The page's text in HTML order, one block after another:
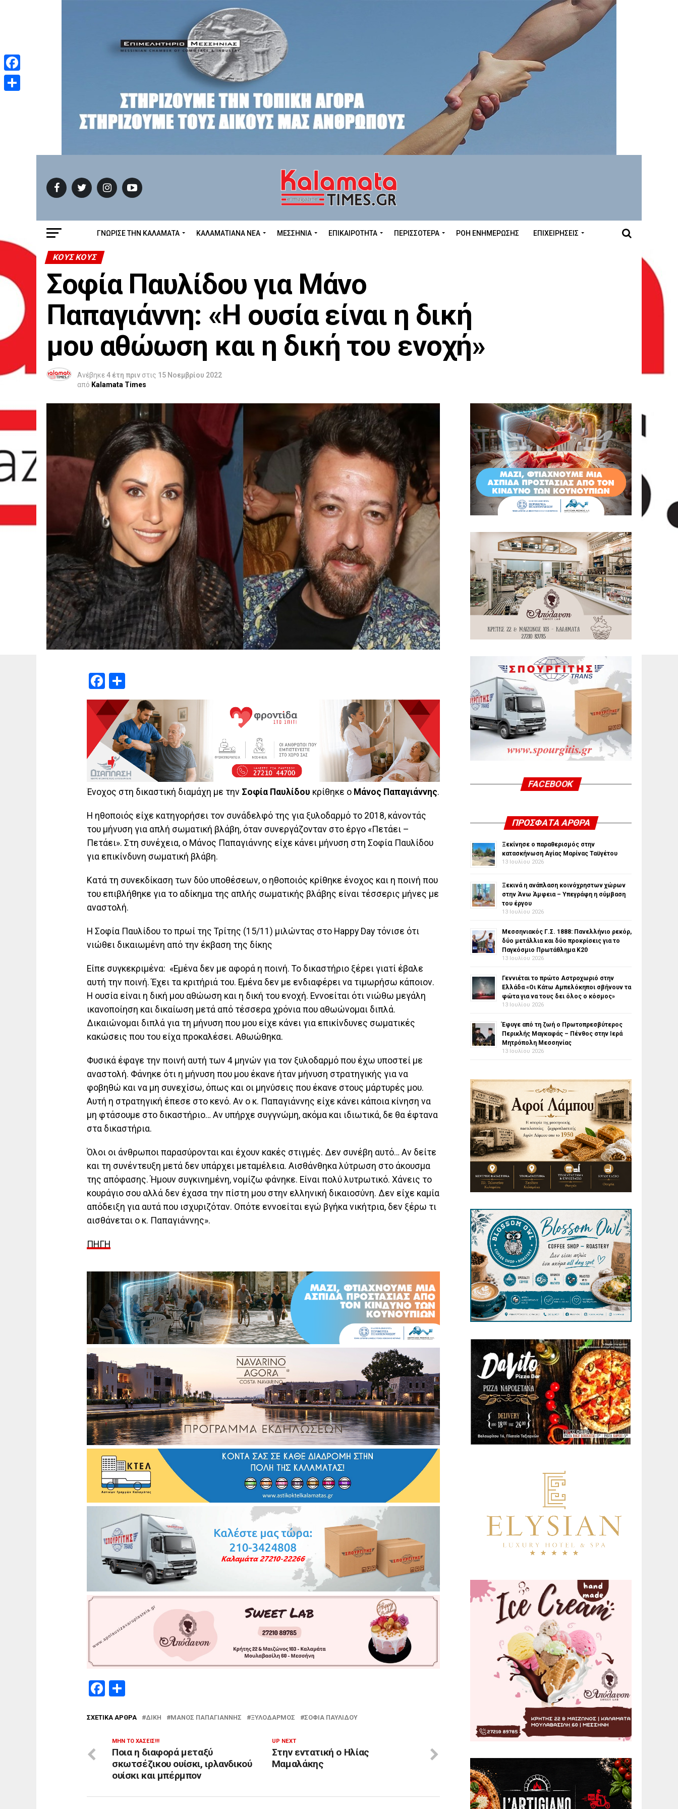
ΓΝΩΡΙΣΕ ΤΗΝ ΚΑΛΑΜΑΤΑ ΚΑΛΑΜΑΤΙΑΝΑ ΝΕΑ ΜΕΣΣΗΝΊΑ ΕΠΙΚΑΙΡΌΤΗΤΑ ΠΕΡΙΣΣΌΤΕΡΑ ΡΟΉ ΕΝΗΜΈΡΩΣΗΣ ΕΠΙΧΕΙΡΉΣΕΙΣ
ΚΟΥΣ ΚΟΥΣ
Σοφία Παυλίδου για Μάνο
Παπαγιάννη: «Η ουσία είναι η δική
μου αθώωση και η δική του ενοχή»
Ανέβηκε4 έτη πριν στις 15 Νοεμβρίου 2022
από Kalamata Times
Facebook
Ένοχος στη δικαστική διαμάχη με την Σοφία Παυλίδου κρίθηκε ο Μάνος Παπαγιάννης.
Η ηθοποιός είχε κατηγορήσει τον συνάδελφό της για ξυλοδαρμό το 2018, κάνοντάς
του μήνυση για απλή σωματική βλάβη, όταν συνεργάζονταν στο έργο «Πετάει –
Πετάει». Στη συνέχεια, ο Μάνος Παπαγιάννης είχε κάνει μήνυση στη Σοφία Παυλίδου
για επικίνδυνη σωματική βλάβη.
Κατά τη συνεκδίκαση των δύο υποθέσεων, ο ηθοποιός κρίθηκε ένοχος και η ποινή που
του επιβλήθηκε για το αδίκημα της απλής σωματικής βλάβης είναι τέσσερις μήνες με
αναστολή.
Η Σοφία Παυλίδου το πρωί της Τρίτης (15/11) μιλώντας στο Happy Day τόνισε ότι
νιώθει δικαιωμένη από την έκβαση της δίκης
Είπε συγκεκριμένα: «Εμένα δεν με αφορά η ποινή. Το δικαστήριο ξέρει γιατί έβαλε
αυτή την ποινή. Έχει τα κριτήριά του. Εμένα δεν με ενδιαφέρει να τιμωρήσω κάποιον.
Η ουσία είναι η δική μου αθώωση και η δική του ενοχή. Εννοείται ότι νιώθω μεγάλη
ικανοποίηση και δικαίωση μετά από τέσσερα χρόνια που αθωώνομαι διπλά.
Δικαιώνομαι διπλά για τη μήνυση που μου είχε κάνει για επικίνδυνες σωματικές
κακώσεις που του είχα προκαλέσει. Αθωώθηκα.
Φυσικά έφαγε την ποινή αυτή των 4 μηνών για τον ξυλοδαρμό που έχω υποστεί με
αναστολή. Φάνηκε ότι η μήνυση που μου έκανε ήταν μήνυση στρατηγικής για να
φοβηθώ και να μη συνεχίσω, όπως και οι μηνύσεις που έκανε στους μάρτυρές μου.
Αυτή η στρατηγική έπεσε στο κενό. Αν ο κ. Παπαγιάννης είχε κάνει κάποια κίνηση να
μη φτάσουμε στο δικαστήριο… Αν υπήρχε συγγνώμη, ακόμα και ιδιωτικά, δε θα έφτανα
στα δικαστήρια.
Όλοι οι άνθρωποι παρασύρονται και έχουν κακές στιγμές. Δεν συνέβη αυτό… Αν δείτε
και τη συνέντευξη μετά δεν υπάρχει μεταμέλεια. Αισθάνθηκα λύτρωση στο άκουσμα
της απόφασης. Ήμουν συγκινημένη, νομίζω φάνηκε. Είναι πολύ λυτρωτικό. Χάνεις το
κουράγιο σου αλλά δεν έχασα την πίστη μου στην ελληνική δικαιοσύνη. Δεν είχε καμία
απόδειξη για αυτά που ισχυριζόταν. Οπότε εννοείται εγώ βγήκα νικήτρια, δεν ξέρω τι
αισθάνεται ο κ. Παπαγιάννης».
ΠΗΓΗ
Facebook
ΣΧΕΤΙΚΆ ΆΡΘΡΑ ΔΊΚΗ ΜΆΝΟΣ ΠΑΠΑΓΙΆΝΝΗΣ ΞΥΛΟΔΑΡΜΌΣ ΣΟΦΊΑ ΠΑΥΛΊΔΟΥ
UP NEXT
Στην εντατική ο Ηλίας
Μαμαλάκης
ΜΗΝ ΤΟ ΧΆΣΕΙΣ!!!
Ποια η διαφορά μεταξύ
σκωτσέζικου ουίσκι, ιρλανδικού
ουίσκι και μπέρμπον
FACEBOOK
ΠΡΌΣΦΑΤΑ ΆΡΘΡΑ
Ξεκίνησε ο παραθερισμός στην
κατασκήνωση Αγίας Μαρίνας Ταϋγέτου
13 Ιουλίου 2026
Ξεκινά η ανάπλαση κοινόχρηστων χώρων
στην Άνω Άμφεια – Υπεγράφη η σύμβαση
του έργου
13 Ιουλίου 2026
Μεσσηνιακός Γ.Σ. 1888: Πανελλήνιο ρεκόρ,
δύο μετάλλια και δύο προκρίσεις για το
Παγκόσμιο Πρωτάθλημα Κ20
13 Ιουλίου 2026
Γεννιέται το πρώτο Αστροχωριό στην
Ελλάδα «Οι Κάτω Αμπελόκηποι σβήνουν τα
φώτα για να τους δει όλος ο κόσμος»
13 Ιουλίου 2026
Έφυγε από τη ζωή ο Πρωτοπρεσβύτερος
Περικλής Μαγκαφάς – Πένθος στην Ιερά
Μητρόπολη Μεσσηνίας
13 Ιουλίου 2026
Facebook